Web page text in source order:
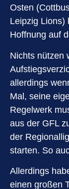
Osten
Leipzig Lions)
Hoffnung auf
Nichts nützen
allerdings
Mal, seine
Regelwerk
aus der GFL
der
starten. So
Allerdings
einen großen